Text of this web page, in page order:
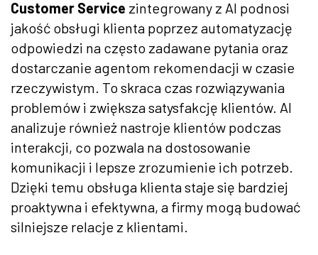
Customer Service zintegrowany z AI podnosi
jakość obsługi klienta poprzez automatyzację
odpowiedzi na często zadawane pytania oraz
dostarczanie agentom rekomendacji w czasie
rzeczywistym. To skraca czas rozwiązywania
problemów i zwiększa satysfakcję klientów. AI
analizuje również nastroje klientów podczas
interakcji, co pozwala na dostosowanie
komunikacji i lepsze zrozumienie ich potrzeb.
Dzięki temu obsługa klienta staje się bardziej
proaktywna i efektywna, a firmy mogą budować
silniejsze relacje z klientami.